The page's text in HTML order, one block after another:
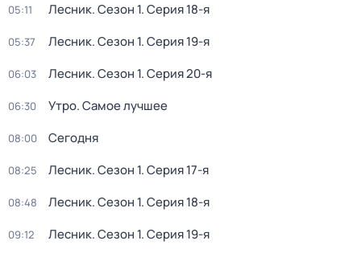
05:11 Лесник. Сезон 1. Серия 18-я
05:37 Лесник. Сезон 1. Серия 19-я
06:03 Лесник. Сезон 1. Серия 20-я
06:30 Утро. Самое лучшее
08:00 Сегодня
08:25 Лесник. Сезон 1. Серия 17-я
08:48 Лесник. Сезон 1. Серия 18-я
09:12 Лесник. Сезон 1. Серия 19-я